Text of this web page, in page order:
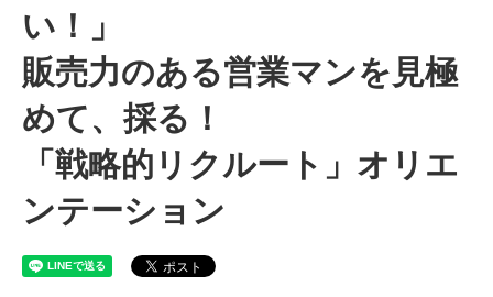
い！」
販売力のある営業マンを見極
めて、採る！
「戦略的リクルート」オリエ
ンテーション